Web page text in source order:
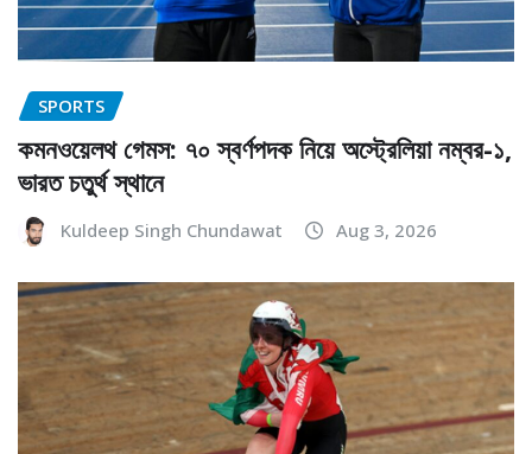
SPORTS
কমনওয়েলথ গেমস: ৭০ স্বর্ণপদক নিয়ে অস্ট্রেলিয়া নম্বর-১,
ভারত চতুর্থ স্থানে
Kuldeep Singh Chundawat Aug 3, 2026